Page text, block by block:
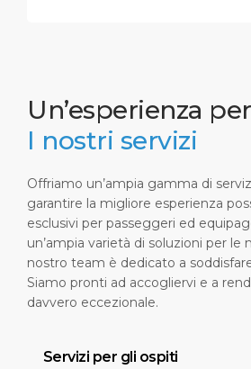
Un’esperienza
I nostri servizi
Offriamo un’ampia gamma di
garantire la migliore esperienza
esclusivi per passeggeri ed
un’ampia varietà di soluzioni per le
nostro team è dedicato a
Siamo pronti ad accogliervi e a
davvero eccezionale.
Servizi per gli ospiti